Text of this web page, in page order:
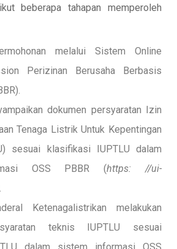
beberapa tahapan memperoleh
melalui Sistem Online
Perizinan Berusaha Berbasis
dokumen persyaratan Izin
Tenaga Listrik Untuk Kepentingan
sesuai klasifikasi IUPTLU dalam
OSS PBBR (https: //ui-
Ketenagalistrikan melakukan
teknis IUPTLU sesuai